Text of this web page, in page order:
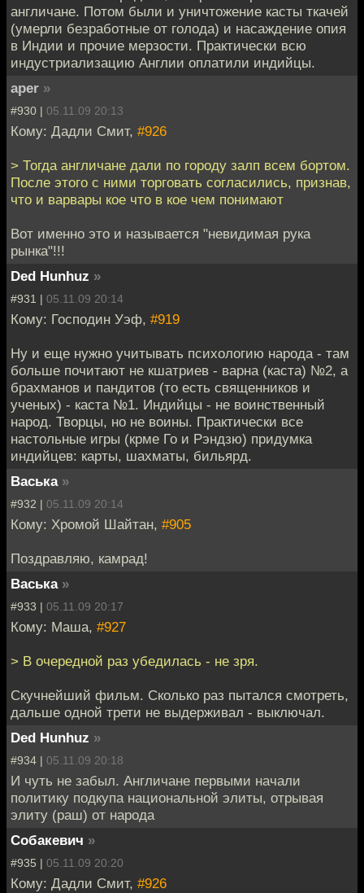
англичане. Потом были и уничтожение касты ткачей
(умерли безработные от голода) и насаждение опия
в Индии и прочие мерзости. Практически всю
индустриализацию Англии оплатили индийцы.
aper »
#930 | 05.11.09 20:13
Кому: Дадли Смит, #926
> Тогда англичане дали по городу залп всем бортом.
После этого с ними торговать согласились, признав,
что и варвары кое что в кое чем понимают
Вот именно это и называется "невидимая рука
рынка"!!!
Ded Hunhuz »
#931 | 05.11.09 20:14
Кому: Господин Уэф, #919
Ну и еще нужно учитывать психологию народа - там
больше почитают не кшатриев - варна (каста) №2, а
брахманов и пандитов (то есть священников и
ученых) - каста №1. Индийцы - не воинственный
народ. Творцы, но не воины. Практически все
настольные игры (крме Го и Рэндзю) придумка
индийцев: карты, шахматы, бильярд.
Васька »
#932 | 05.11.09 20:14
Кому: Хромой Шайтан, #905
Поздравляю, камрад!
Васька »
#933 | 05.11.09 20:17
Кому: Маша, #927
> В очередной раз убедилась - не зря.
Скучнейший фильм. Сколько раз пытался смотреть,
дальше одной трети не выдерживал - выключал.
Ded Hunhuz »
#934 | 05.11.09 20:18
И чуть не забыл. Англичане первыми начали
политику подкупа национальной элиты, отрывая
элиту (раш) от народа
Собакевич »
#935 | 05.11.09 20:20
Кому: Дадли Смит, #926